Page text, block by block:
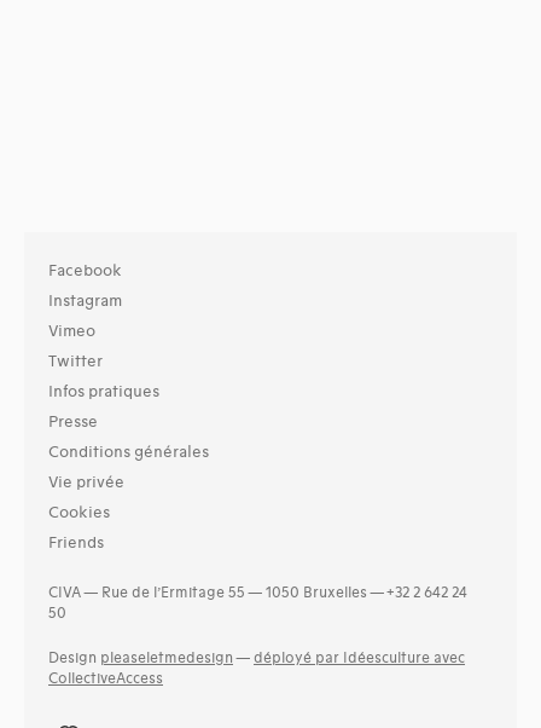
Facebook
Instagram
Vimeo
Twitter
Infos pratiques
Presse
Conditions générales
Vie privée
Cookies
Friends
CIVA — Rue de l’Ermitage 55 — 1050 Bruxelles — +32 2 642 24
50
Design pleaseletmedesign — déployé par Idéesculture avec
CollectiveAccess